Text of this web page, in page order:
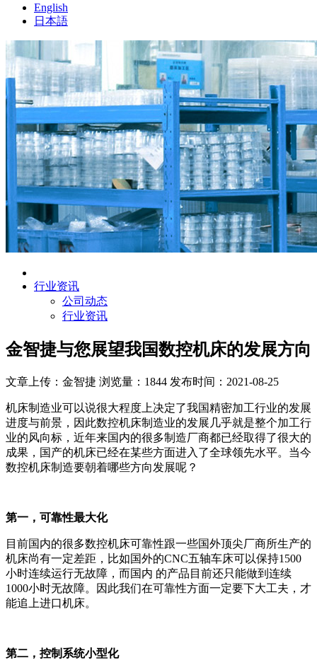
English
日本語
行业资讯
公司动态
行业资讯
金智捷与您展望我国数控机床的发展方向
文章上传：金智捷 浏览量：1844 发布时间：2021-08-25
机床制造业可以说很大程度上决定了我国精密加工行业的发展
进度与前景，因此数控机床制造业的发展几乎就是整个加工行
业的风向标，近年来国内的很多制造厂商都已经取得了很大的
成果，国产的机床已经在某些方面进入了全球领先水平。当今
数控机床制造要朝着哪些方向发展呢？
第一，可靠性最大化
目前国内的很多数控机床可靠性跟一些国外顶尖厂商所生产的
机床尚有一定差距，比如国外的CNC五轴车床可以保持1500
小时连续运行无故障，而国内 的产品目前还只能做到连续
1000小时无故障。因此我们在可靠性方面一定要下大工夫，才
能追上进口机床。
第二，控制系统小型化